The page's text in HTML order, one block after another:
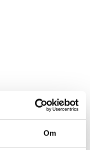
Om